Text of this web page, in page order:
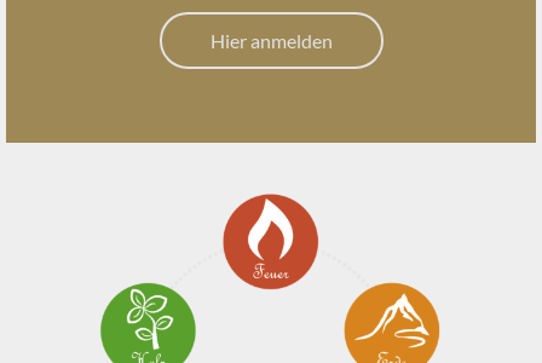
Hier anmelden